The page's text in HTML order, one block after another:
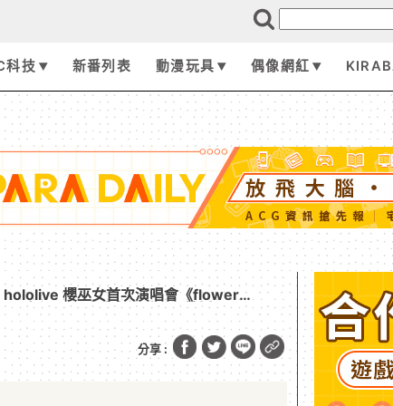
科技 新番列表 動漫玩具 偶像網紅
hololive 櫻巫女首次演唱會《flower
有福了！威秀也能看現場轉播！
分享 :